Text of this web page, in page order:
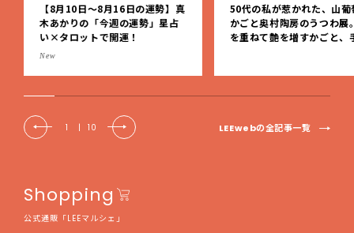
【8月10日〜8月16日の運勢】真
木あかりの「今週の運勢」星占
い×タロットで開運！
New
50代の私が惹かれた、山葡
かごと奥村陶房のうつわ展
を重ねて艶を増すかごと、
1 | 10 LEEwebの全記事一覧
Shopping
公式通販「LEEマルシェ」